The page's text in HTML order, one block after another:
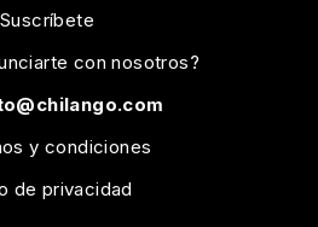
Suscríbete
con nosotros?
y condiciones
de privacidad